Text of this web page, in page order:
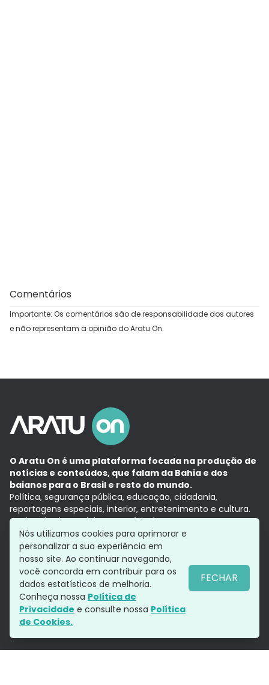
Comentários
Importante: Os comentários são de responsabilidade dos autores
e não representam a opinião do Aratu On.
O Aratu On é uma plataforma focada na produção de
notícias e conteúdos, que falam da Bahia e dos
baianos para o Brasil e resto do mundo.
Política, segurança pública, educação, cidadania,
reportagens especiais, interior, entretenimento e cultura.
Aqui, tudo vira notícia e a notícia é no tempo presente,
com a credibilidade do Grupo Aratu.
Grupo Aratu
Política de privacidade
Siga-nos
Nós utilizamos cookies para aprimorar e
personalizar a sua experiência em
nosso site. Ao continuar navegando,
você concorda em contribuir para os
dados estatísticos de melhoria.
Conheça nossa Política de
Privacidade e consulte nossa Política
de Cookies.
FECHAR